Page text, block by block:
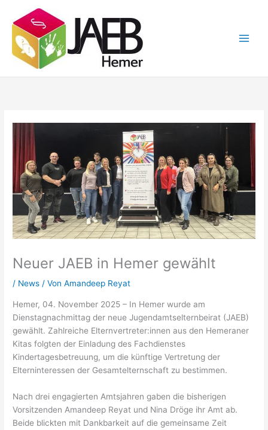
Inhalt
springen
Neuer JAEB in Hemer gewählt
/ News / VonAmandeep Reyat
Hemer, 04. November 2025 – In Hemer wurde am
Dienstagnachmittag der neue Jugendamtselternbeirat (JAEB)
gewählt. Zahlreiche Elternvertreter:innen aus den Hemeraner
Kitas folgten der Einladung des Fachdienstes
Kindertagesbetreuung, um die künftige Vertretung der
Elterninteressen der Gesamtelternschaft zu bestimmen.
Nach drei engagierten Amtsjahren gaben die bisherigen
Vorsitzenden Amandeep Reyat und Nina Dröge ihr Amt ab.
Beide blickten mit Dankbarkeit auf die gemeinsame Zeit